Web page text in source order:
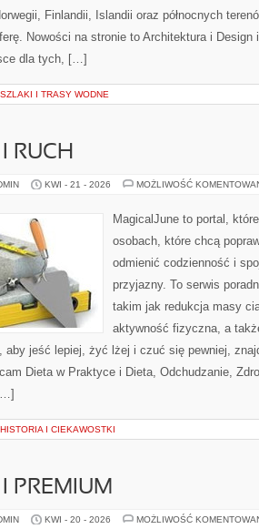
Finlandii, Islandii oraz północnych
Nowości na stronie to Architektura i Design
dla tych, […]
SZLAKI I TRASY WODNE
RUCH
KWI - 21 - 2026 MOŻLIWOŚĆ
MagicalJune to portal,
osobach, które chcą
odmienić codzienność i
przyjazny. To serwis
takim jak redukcja masy
aktywność fizyczna, a
aby jeść lepiej, żyć lżej i czuć się pewniej,
Dieta w Praktyce i Dieta, Odchudzanie,
HISTORIA I CIEKAWOSTKI
PREMIUM
KWI - 20 - 2026 MOŻLIWOŚĆ